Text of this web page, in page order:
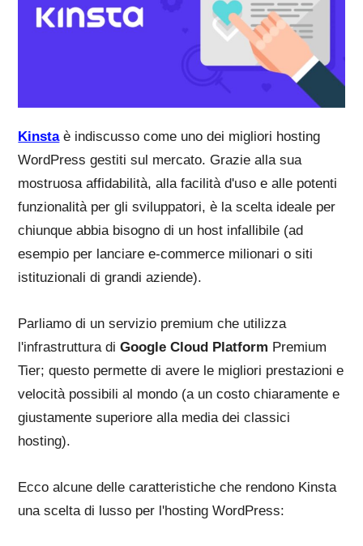
Kinstaè indiscusso come uno dei migliori hosting
WordPress gestiti sul mercato. Grazie alla sua
mostruosa affidabilità, alla facilità d'uso e alle potenti
funzionalità per gli sviluppatori, è la scelta ideale per
chiunque abbia bisogno di un host infallibile (ad
esempio per lanciare e-commerce milionari o siti
istituzionali di grandi aziende).
Parliamo di un servizio premium che utilizza
l'infrastruttura diGoogle Cloud Platform Premium
Tier; questo permette di avere le migliori prestazioni e
velocità possibili al mondo (a un costo chiaramente e
giustamente superiore alla media dei classici
hosting).
Ecco alcune delle caratteristiche che rendono Kinsta
una scelta di lusso per l'hosting WordPress: